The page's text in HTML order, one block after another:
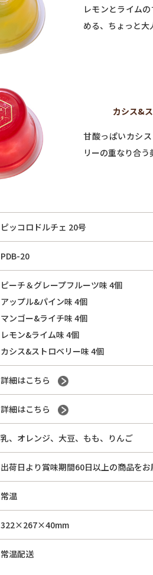
レモンとライム
める、ちょっと大
カシス&
甘酸っぱいカシ
リーの重なり合う
ピッコロドルチェ 20号
PDB-20
ピーチ＆グレープフルーツ味 4個
アップル&パイン味 4個
マンゴー&ライチ味 4個
レモン&ライム味 4個
カシス&ストロベリー味 4個
詳細はこちら
詳細はこちら
乳、オレンジ、大豆、もも、りんご
出荷日より賞味期間60日以上の商品をお
常温
322×267×40mm
常温配送